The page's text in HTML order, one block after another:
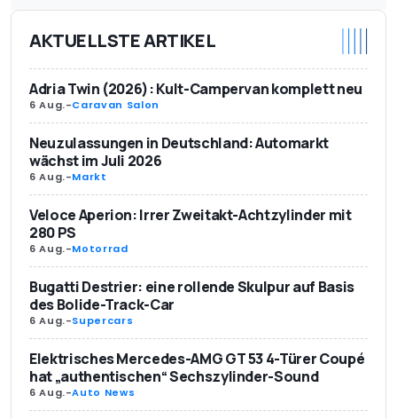
AKTUELLSTE ARTIKEL
Adria Twin (2026): Kult-Campervan komplett neu
6 Aug.-Caravan Salon
Neuzulassungen in Deutschland: Automarkt
wächst im Juli 2026
6 Aug.-Markt
Veloce Aperion: Irrer Zweitakt-Achtzylinder mit
280 PS
6 Aug.-Motorrad
Bugatti Destrier: eine rollende Skulpur auf Basis
des Bolide-Track-Car
6 Aug.-Supercars
Elektrisches Mercedes-AMG GT 53 4-Türer Coupé
hat „authentischen“ Sechszylinder-Sound
6 Aug.-Auto News